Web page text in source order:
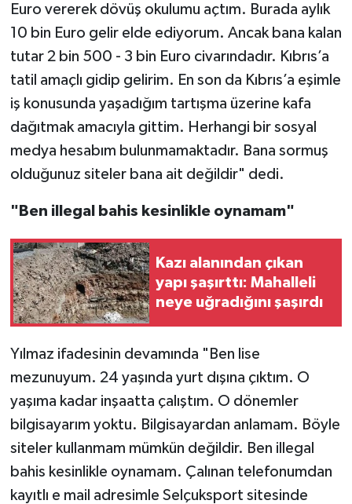
Euro vererek dövüş okulumu açtım. Burada aylık
10 bin Euro gelir elde ediyorum. Ancak bana kalan
tutar 2 bin 500 - 3 bin Euro civarındadır. Kıbrıs’a
tatil amaçlı gidip gelirim. En son da Kıbrıs’a eşimle
iş konusunda yaşadığım tartışma üzerine kafa
dağıtmak amacıyla gittim. Herhangi bir sosyal
medya hesabım bulunmamaktadır. Bana sormuş
olduğunuz siteler bana ait değildir" dedi.
"Ben illegal bahis kesinlikle oynamam"
Kazı alanından çıkan
yapı şaşırttı: Mahalleli
neye uğradığını şaşırdı
Yılmaz ifadesinin devamında "Ben lise
mezunuyum. 24 yaşında yurt dışına çıktım. O
yaşıma kadar inşaatta çalıştım. O dönemler
bilgisayarım yoktu. Bilgisayardan anlamam. Böyle
siteler kullanmam mümkün değildir. Ben illegal
bahis kesinlikle oynamam. Çalınan telefonumdan
kayıtlı e mail adresimle Selçuksport sitesinde